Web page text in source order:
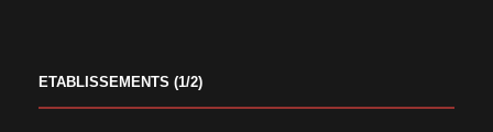
ETABLISSEMENTS (1/2)